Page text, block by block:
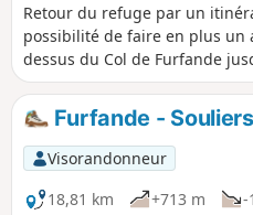
Retour du refuge par un
possibilité de faire en plus un
dessus du Col de Furfande
Très belle vue.
Furfande - Souliers
Visorandonneur
18,81 km
+713 m
-